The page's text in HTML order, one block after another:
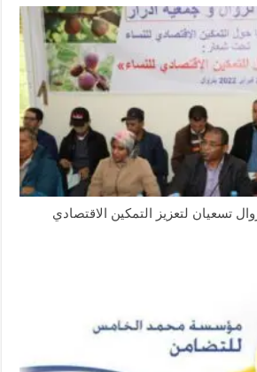
تسعيان لتعزيز التمكين الاقتصادي